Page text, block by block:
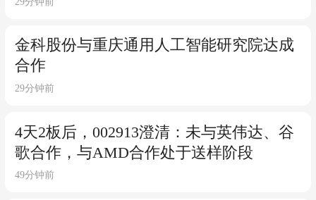
金科股份与重庆通用人工智能研究院达成
合作
29分钟前
4天2板后，002913澄清：未与英伟达、谷
歌合作，与AMD合作处于送样阶段
49分钟前